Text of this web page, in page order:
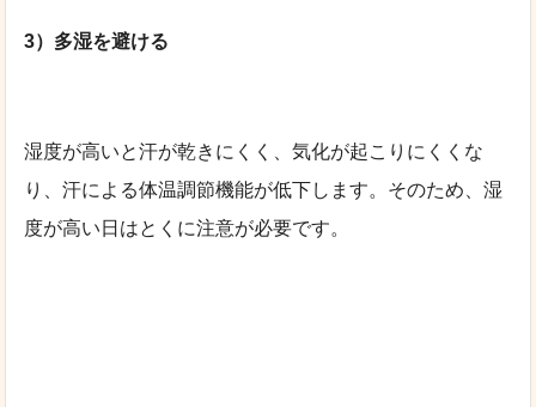
3）多湿を避ける
湿度が高いと汗が乾きにくく、気化が起こりにくくな
り、汗による体温調節機能が低下します。そのため、湿
度が高い日はとくに注意が必要です。